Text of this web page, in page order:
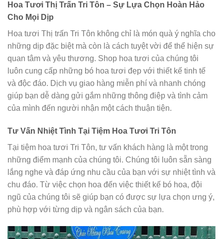
Hoa Tươi Thị Trấn Tri Tôn – Sự Lựa Chọn Hoàn Hảo
Cho Mọi Dịp
Hoa tươi Thị trấn Tri Tôn không chỉ là món quà ý nghĩa cho
những dịp đặc biệt mà còn là cách tuyệt vời để thể hiện sự
quan tâm và yêu thương. Shop hoa tươi của chúng tôi
luôn cung cấp những bó hoa tươi đẹp với thiết kế tinh tế
và độc đáo. Dịch vụ giao hàng miễn phí và nhanh chóng
giúp bạn dễ dàng gửi gắm những thông điệp và tình cảm
của mình đến người nhận một cách thuận tiện.
Tư Vấn Nhiệt Tình Tại Tiệm Hoa Tươi Tri Tôn
Tại tiệm hoa tươi Tri Tôn, tư vấn khách hàng là một trong
những điểm mạnh của chúng tôi. Chúng tôi luôn sẵn sàng
lắng nghe và đáp ứng nhu cầu của bạn với sự nhiệt tình và
chu đáo. Từ việc chọn hoa đến việc thiết kế bó hoa, đội
ngũ của chúng tôi sẽ giúp bạn có được sự lựa chọn ưng ý,
phù hợp với từng dịp và ngân sách của bạn.